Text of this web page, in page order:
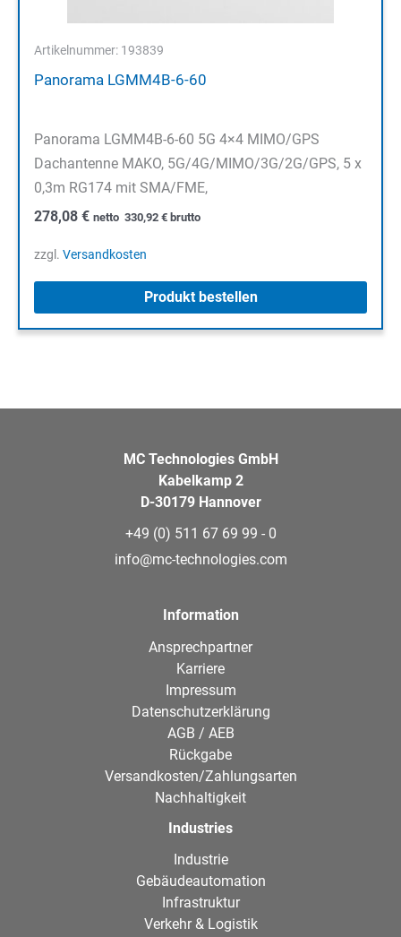
Artikelnummer: 193839
Panorama LGMM4B-6-60
Panorama LGMM4B-6-60 5G 4×4 MIMO/GPS
Dachantenne MAKO, 5G/4G/MIMO/3G/2G/GPS, 5 x
0,3m RG174 mit SMA/FME,
278,08 € netto 330,92 € brutto
zzgl. Versandkosten
Produkt bestellen
MC Technologies GmbH
Kabelkamp 2
D-30179 Hannover
+49 (0) 511 67 69 99 - 0
info@mc-technologies.com
Information
Ansprechpartner
Karriere
Impressum
Datenschutzerklärung
AGB / AEB
Rückgabe
Versandkosten/Zahlungsarten
Nachhaltigkeit
Industries
Industrie
Gebäudeautomation
Infrastruktur
Verkehr & Logistik